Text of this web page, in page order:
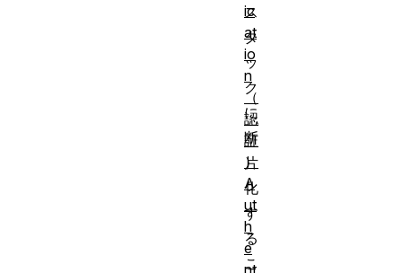
ス
タ
ッ
ク
に
断
片
化
す
る
こ
ic
at
io
n
（
認
証
）
A
ut
h
e